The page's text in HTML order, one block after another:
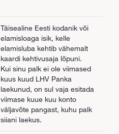
Täisealine Eesti kodanik või
elamisloaga isik, kelle
elamisluba kehtib vähemalt
kaardi kehtivusaja lõpuni.
Kui sinu palk ei ole viimased
kuus kuud LHV Panka
laekunud, on sul vaja esitada
viimase kuue kuu konto
väljavõte pangast, kuhu palk
siiani laekus.